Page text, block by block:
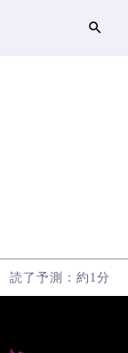
読了予測：約1分